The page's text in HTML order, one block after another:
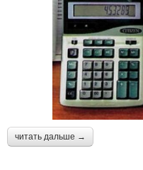
читать дальше →